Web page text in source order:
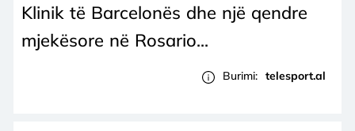
Klinik të Barcelonës dhe një qendre
mjekësore në Rosario...
Burimi: telesport.al